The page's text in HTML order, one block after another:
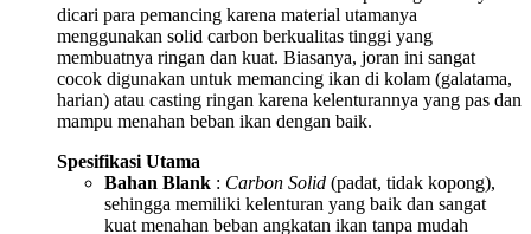
dicari para pemancing karena material utamanya
menggunakan solid carbon berkualitas tinggi yang
membuatnya ringan dan kuat. Biasanya, joran ini sangat
cocok digunakan untuk memancing ikan di kolam (galatama,
harian) atau casting ringan karena kelenturannya yang pas dan
mampu menahan beban ikan dengan baik.
Spesifikasi Utama
Bahan Blank : Carbon Solid (padat, tidak kopong),
sehingga memiliki kelenturan yang baik dan sangat
kuat menahan beban angkatan ikan tanpa mudah